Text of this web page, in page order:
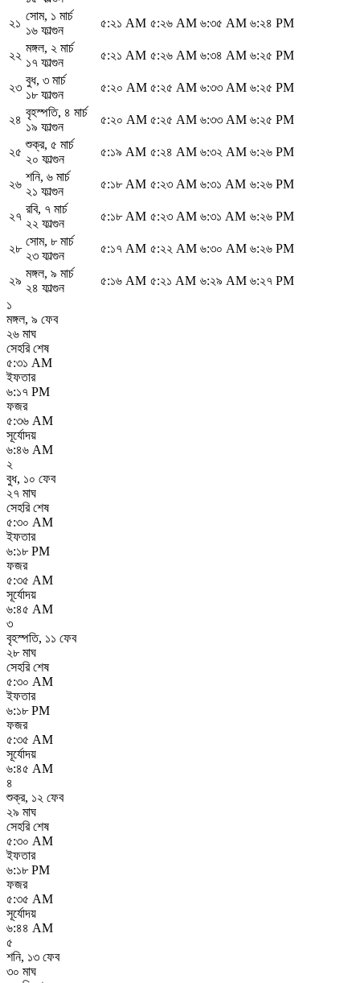
২১
সোম, ১ মার্চ
১৬ ফাল্গুন
৫:২১ AM ৫:২৬ AM ৬:৩৫ AM ৬:২৪ PM
২২
মঙ্গল, ২ মার্চ
১৭ ফাল্গুন
৫:২১ AM ৫:২৬ AM ৬:৩৪ AM ৬:২৫ PM
২৩
বুধ, ৩ মার্চ
১৮ ফাল্গুন
৫:২০ AM ৫:২৫ AM ৬:৩৩ AM ৬:২৫ PM
২৪
বৃহস্পতি, ৪ মার্চ
১৯ ফাল্গুন
৫:২০ AM ৫:২৫ AM ৬:৩৩ AM ৬:২৫ PM
২৫
শুক্র, ৫ মার্চ
২০ ফাল্গুন
৫:১৯ AM ৫:২৪ AM ৬:৩২ AM ৬:২৬ PM
২৬
শনি, ৬ মার্চ
২১ ফাল্গুন
৫:১৮ AM ৫:২৩ AM ৬:৩১ AM ৬:২৬ PM
২৭
রবি, ৭ মার্চ
২২ ফাল্গুন
৫:১৮ AM ৫:২৩ AM ৬:৩১ AM ৬:২৬ PM
২৮
সোম, ৮ মার্চ
২৩ ফাল্গুন
৫:১৭ AM ৫:২২ AM ৬:৩০ AM ৬:২৬ PM
২৯
মঙ্গল, ৯ মার্চ
২৪ ফাল্গুন
৫:১৬ AM ৫:২১ AM ৬:২৯ AM ৬:২৭ PM
১
মঙ্গল, ৯ ফেব
২৬ মাঘ
সেহরি শেষ
৫:৩১ AM
ইফতার
৬:১৭ PM
ফজর
৫:৩৬ AM
সূর্যোদয়
৬:৪৬ AM
২
বুধ, ১০ ফেব
২৭ মাঘ
সেহরি শেষ
৫:৩০ AM
ইফতার
৬:১৮ PM
ফজর
৫:৩৫ AM
সূর্যোদয়
৬:৪৫ AM
৩
বৃহস্পতি, ১১ ফেব
২৮ মাঘ
সেহরি শেষ
৫:৩০ AM
ইফতার
৬:১৮ PM
ফজর
৫:৩৫ AM
সূর্যোদয়
৬:৪৫ AM
৪
শুক্র, ১২ ফেব
২৯ মাঘ
সেহরি শেষ
৫:৩০ AM
ইফতার
৬:১৮ PM
ফজর
৫:৩৫ AM
সূর্যোদয়
৬:৪৪ AM
৫
শনি, ১৩ ফেব
৩০ মাঘ